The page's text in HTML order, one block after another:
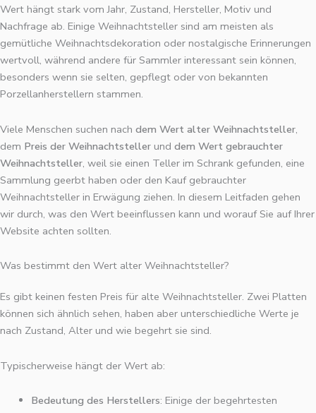
Wert hängt stark vom Jahr, Zustand, Hersteller, Motiv und
Nachfrage ab. Einige Weihnachtsteller sind am meisten als
gemütliche Weihnachtsdekoration oder nostalgische Erinnerungen
wertvoll, während andere für Sammler interessant sein können,
besonders wenn sie selten, gepflegt oder von bekannten
Porzellanherstellern stammen.
Viele Menschen suchen nach dem Wert alter Weihnachtsteller,
dem Preis der Weihnachtsteller und dem Wert gebrauchter
Weihnachtsteller, weil sie einen Teller im Schrank gefunden, eine
Sammlung geerbt haben oder den Kauf gebrauchter
Weihnachtsteller in Erwägung ziehen. In diesem Leitfaden gehen
wir durch, was den Wert beeinflussen kann und worauf Sie auf Ihrer
Website achten sollten.
Was bestimmt den Wert alter Weihnachtsteller?
Es gibt keinen festen Preis für alte Weihnachtsteller. Zwei Platten
können sich ähnlich sehen, haben aber unterschiedliche Werte je
nach Zustand, Alter und wie begehrt sie sind.
Typischerweise hängt der Wert ab:
Bedeutung des Herstellers: Einige der begehrtesten